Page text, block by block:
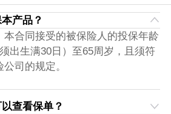
产品？
本合同接受的被保险人的投保年龄
出生满30日）至65周岁，且须符
司的规定。
查看保单？